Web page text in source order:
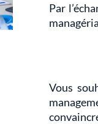
Par
Vous